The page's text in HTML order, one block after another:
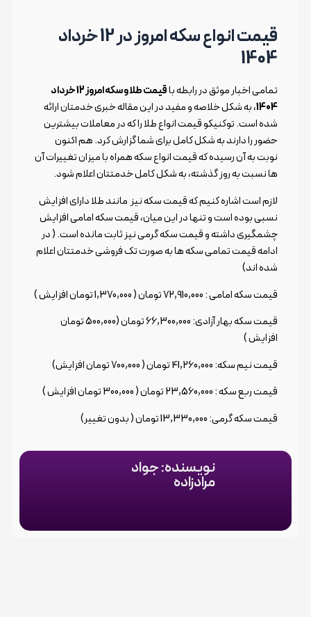
قیمت انواع سکه امروز در 12 خرداد
1404
تمامی اخبار موثق در رابطه با
قیمت طلا و سکه امروز 12 خرداد
1404، به شکل خلاصه و مفید در این مقاله خبری خدمتان ارائه
شده است. توکنیکو قیمت انواع طلا را که در معاملات بیشترین
حضور را دارند به شکل کامل برای شما گزارش کرد. هم اکنون
نوبت به آن رسیده که قیمت انواع سکه همراه با میزان تغییرات آن
ها نسبت به روز گذشته، به شکل کامل خدمتتان اعلام شود.
لازم است اشاره کنیم که قیمت سکه نیز مانند طلا دارای افزایش
نسبی بوده است و تنها در این میان، قیمت سکه امامی افزایش
چشمگیری داشته و قیمت سکه گرمی نیز ثابت مانده است. ( در
ادامه قیمت تمامی سکه ها به صورت تک فروشی خدمتتان اعلام
شده اند)
قیمت سکه امامی : 72,910,000 تومان ( 1,370,000 تومان افزایش )
قیمت سکه بهار آزادی: 66,300,000 تومان (
500,000 تومان
افزایش)
قیمت نیم سکه: 41,260,000 تومان ( 700,000 تومان افزایش)
قیمت ربع سکه : 23,560,000 تومان ( 300,000 تومان افزایش )
قیمت سکه گرمی: 13,330,000 تومان ( بدون تغییر)
نویسنده: جواد
مرادزاده